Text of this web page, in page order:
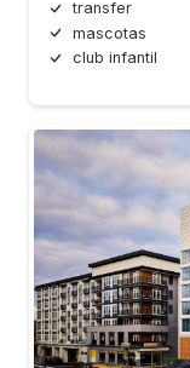
transfer
mascotas
club infantil